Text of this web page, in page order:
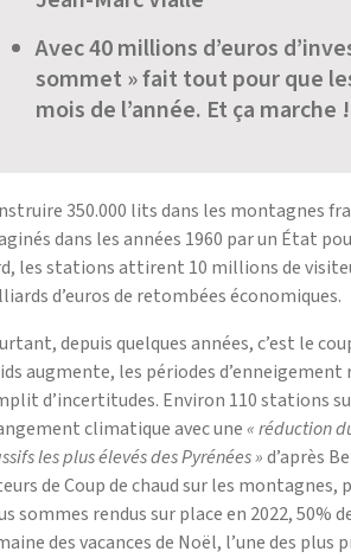
Avec 40 millions d’euros
sommet » fait tout pour que
mois de l’année. Et ça marche !
350.000 lits dans les montagnes
dans les années 1960 par un État
les stations attirent 10 millions de
d’euros de retombées économiques.
depuis quelques années, c’est le
augmente, les périodes
d’incertitudes. Environ 110 stations
climatique avec une« réduction
les plus élevés des Pyrénées »d’après
de Coup de chaud sur les montagnes,
sommes rendus sur place en 2022, 50%
des vacances de Noël, l’une des plus